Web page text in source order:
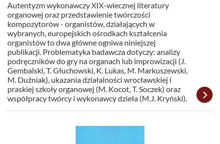
Autentyzm wykonawczy XIX-wiecznej literatury
organowej oraz przedstawienie twórczości
kompozytorów - organistów, działających w
wybranych, europejskich ośrodkach kształcenia
organistów to dwa główne ogniwa niniejszej
publikacji. Problematyka badawcza dotyczy: analizy
podręczników do gry na organach lub improwizacji (J.
Gembalski, T. Głuchowski, K. Lukas, M. Markuszewski,
M. Duźniak), ukazania działalności wrocławskiej i
praskiej szkoły organowej (M. Kocot, T. Soczek) oraz
współpracy twórcy i wykonawcy dzieła (M.J. Kryński).